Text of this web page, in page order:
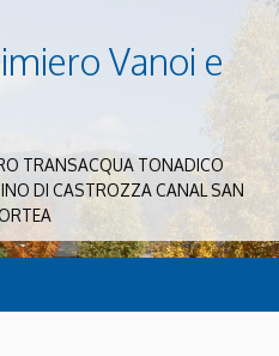
Vanoi e
TRANSACQUA TONADICO
DI CASTROZZA CANAL SAN